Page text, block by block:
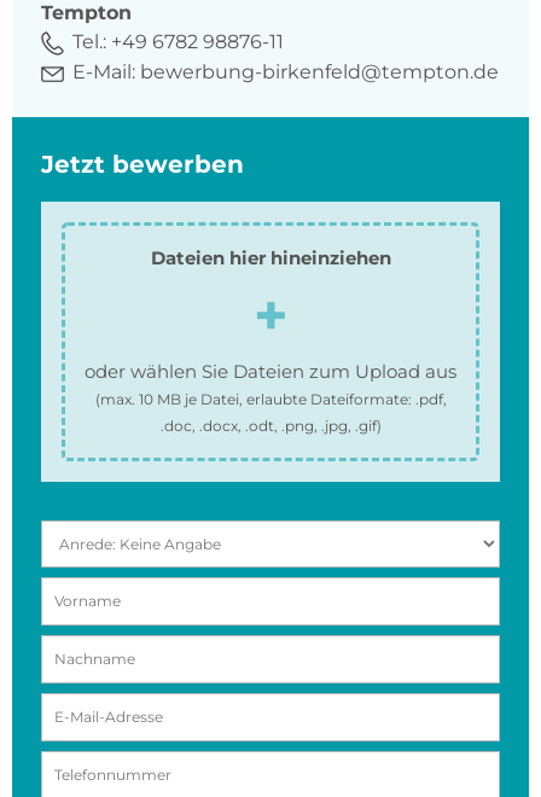
Tempton
Tel.: +49 6782 98876-11
E-Mail: bewerbung-birkenfeld@tempton.de
Jetzt bewerben
Dateien hier hineinziehen
oder wählen Sie Dateien zum Upload aus
(max. 10 MBje Datei, erlaubte Dateiformate: .pdf,
.doc, .docx, .odt, .png, .jpg, .gif)